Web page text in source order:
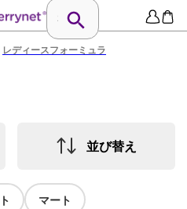
レディースフォーミュラ
並び替え
マート